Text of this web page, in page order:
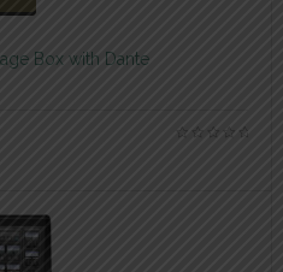
Box with Dante